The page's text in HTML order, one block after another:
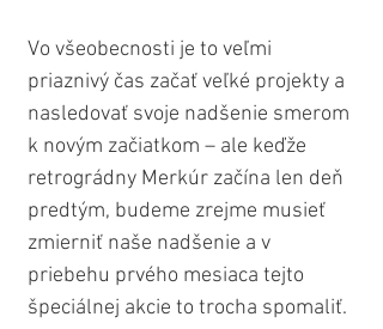
Vo všeobecnosti je to veľmi
priaznivý čas začať veľké projekty a
nasledovať svoje nadšenie smerom
k novým začiatkom – ale keďže
retrográdny Merkúr začína len deň
predtým, budeme zrejme musieť
zmierniť naše nadšenie a v
priebehu prvého mesiaca tejto
špeciálnej akcie to trocha spomaliť.